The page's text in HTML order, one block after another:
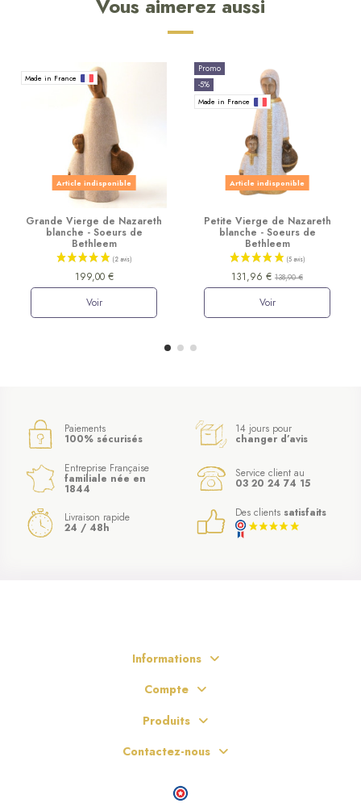
Vous aimerez aussi
Made in France
Article indisponible
Grande Vierge de Nazareth
blanche - Soeurs de
Bethleem
199,00 €
Voir
Promo
-5%
Made in France
Article indisponible
Petite Vierge de Nazareth
blanche - Soeurs de
Bethleem
131,96 € 138,90 €
Voir
Paiements
100% sécurisés
14 jours pour
changer d’avis
Entreprise Française
familiale née en
1844
Service client au
03 20 24 74 15
Livraison rapide
24 / 48h
Des clients satisfaits
Informations
Compte
Produits
Contactez-nous